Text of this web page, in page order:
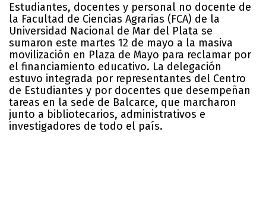
Estudiantes, docentes y personal no docente de
la Facultad de Ciencias Agrarias (FCA) de la
Universidad Nacional de Mar del Plata se
sumaron este martes 12 de mayo a la masiva
movilización en Plaza de Mayo para reclamar por
el financiamiento educativo. La delegación
estuvo integrada por representantes del Centro
de Estudiantes y por docentes que desempeñan
tareas en la sede de Balcarce, que marcharon
junto a bibliotecarios, administrativos e
investigadores de todo el país.